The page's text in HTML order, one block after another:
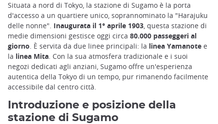
Situata a nord di Tokyo, la stazione di Sugamo è la porta
d'accesso a un quartiere unico, soprannominato la "Harajuku
delle nonne". Inaugurata il 1° aprile 1903, questa stazione di
medie dimensioni gestisce oggi circa 80.000 passeggeri al
giorno. È servita da due linee principali: la linea Yamanote e
la linea Mita. Con la sua atmosfera tradizionale e i suoi
negozi dedicati agli anziani, Sugamo offre un'esperienza
autentica della Tokyo di un tempo, pur rimanendo facilmente
accessibile dal centro città.
Introduzione e posizione della
stazione di Sugamo